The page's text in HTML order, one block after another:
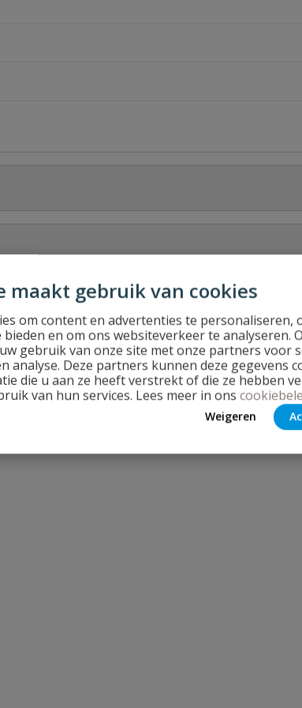
maakt gebruik van cookies
om content en advertenties te personaliseren,
en om ons websiteverkeer te analyseren.
gebruik van onze site met onze partners voor
analyse. Deze partners kunnen deze gegevens
die u aan ze heeft verstrekt of die ze hebben
van hun services. Lees meer in ons
Weigeren
Stel jouw